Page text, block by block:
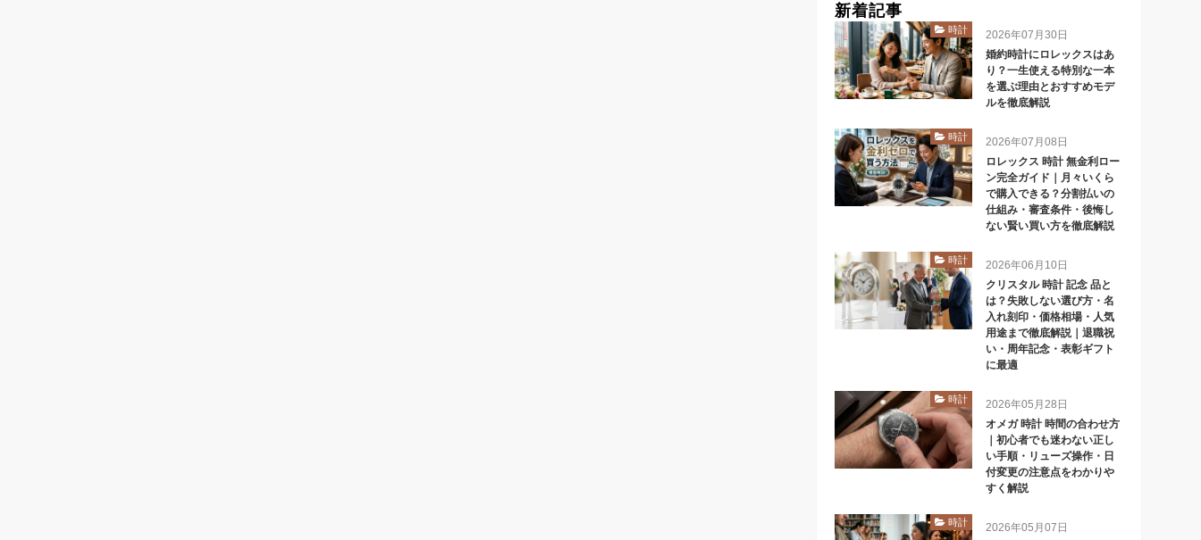
新着記事
時計
2026年07月30日
婚約時計にロレックスはあ
り？一生使える特別な一本
を選ぶ理由とおすすめモデ
ルを徹底解説
時計
2026年07月08日
ロレックス 時計 無金利ロー
ン完全ガイド｜月々いくら
で購入できる？分割払いの
仕組み・審査条件・後悔し
ない賢い買い方を徹底解説
時計
2026年06月10日
クリスタル 時計 記念 品と
は？失敗しない選び方・名
入れ刻印・価格相場・人気
用途まで徹底解説｜退職祝
い・周年記念・表彰ギフト
に最適
時計
2026年05月28日
オメガ 時計 時間の合わせ方
｜初心者でも迷わない正し
い手順・リューズ操作・日
付変更の注意点をわかりや
すく解説
時計
2026年05月07日